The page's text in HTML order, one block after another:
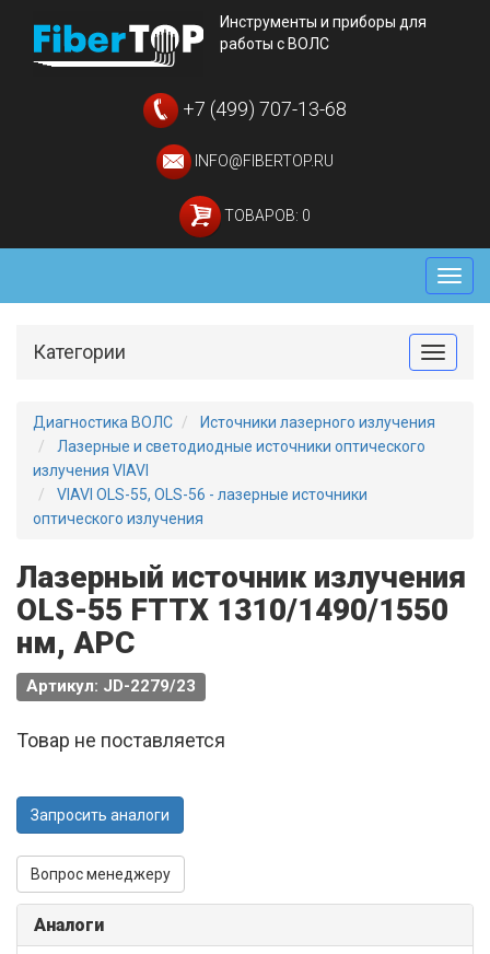
Инструменты и приборы для
работы с ВОЛС
+7 (499) 707-13-68
INFO@FIBERTOP.RU
ТОВАРОВ: 0
Меню
Toggle
Категории
Диагностика ВОЛС
Источники лазерного излучения
Лазерные и светодиодные источники оптического
излучения VIAVI
VIAVI OLS-55, OLS-56 - лазерные источники
оптического излучения
Лазерный источник излучения
OLS-55 FTTX 1310/1490/1550
нм, APC
Артикул: JD-2279/23
Товар не поставляется
Запросить аналоги
Вопрос менеджеру
Аналоги